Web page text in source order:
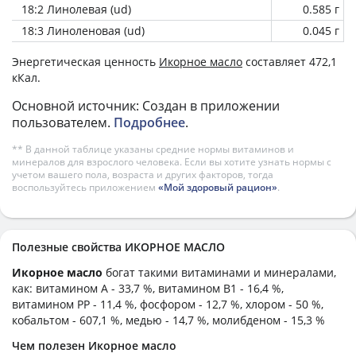
18:2 Линолевая (ud)
0.585 г
18:3 Линоленовая (ud)
0.045 г
Энергетическая ценность Икорное масло составляет 472,1
кКал.
Основной источник: Создан в приложении
пользователем. Подробнее.
** В данной таблице указаны средние нормы витаминов и
минералов для взрослого человека. Если вы хотите узнать нормы с
учетом вашего пола, возраста и других факторов, тогда
воспользуйтесь приложением «Мой здоровый рацион».
Полезные свойства ИКОРНОЕ МАСЛО
Икорное масло богат такими витаминами и минералами,
как: витамином А - 33,7 %, витамином B1 - 16,4 %,
витамином PP - 11,4 %, фосфором - 12,7 %, хлором - 50 %,
кобальтом - 607,1 %, медью - 14,7 %, молибденом - 15,3 %
Чем полезен Икорное масло